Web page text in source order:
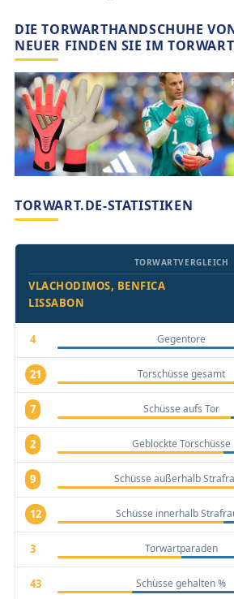
DIE TORWARTHANDSCHUHE
NEUER FINDEN SIE IM
TORWART.DE-STATISTIKEN
VLACHODIMOS, BENFICA
LISSABON
TORWARTVERGLEICH
4 Gegentore
21 Torschüsse gesamt
7 Schüsse aufs Tor
2 Geblockte Torschüsse
9 Schüsse außerhalb
12 Schüsse innerhalb
3 Torwartparaden
43 Schüsse gehalten %